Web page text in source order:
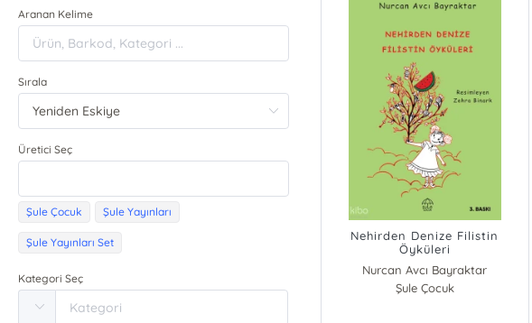
Aranan Kelime
Sırala
Üretici Seç
Şule Çocuk Şule Yayınları
Şule Yayınları Set
Kategori Seç
Nehirden Denize Filistin
Öyküleri
Nurcan Avcı Bayraktar
Şule Çocuk